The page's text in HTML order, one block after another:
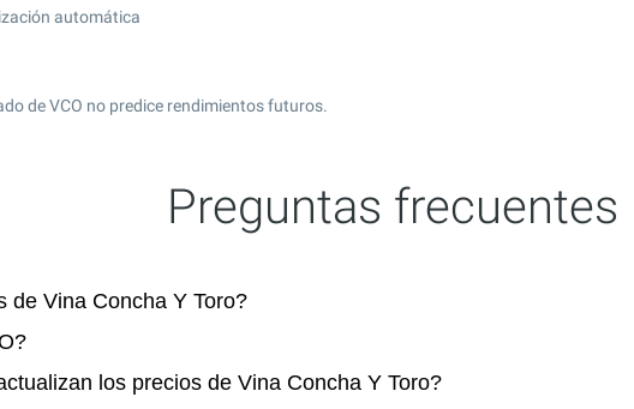
automática
de VCO no predice rendimientos futuros.
Preguntas frecuentes
de Vina Concha Y Toro?
los precios de Vina Concha Y Toro?